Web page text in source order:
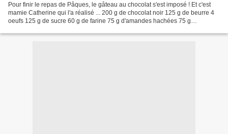
Pour finir le repas de Pâques, le gâteau au chocolat s'est imposé ! Et c'est
mamie Catherine qui l'a réalisé ... 200 g de chocolat noir 125 g de beurre 4
oeufs 125 g de sucre 60 g de farine 75 g d'amandes hachées 75 g